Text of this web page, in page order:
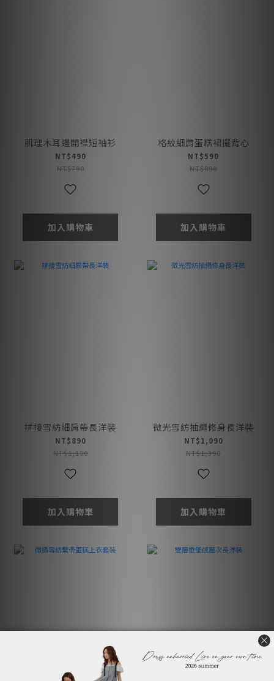
肌理木耳邊開襟短袖衫
NT$490
NT$790
加入購物車
格紋細肩蛋糕裙擺背心
NT$590
NT$890
加入購物車
拼接雪紡細肩帶長洋裝
NT$890
NT$1,190
加入購物車
微光雪紡抽繩修身長洋裝
NT$1,090
NT$1,390
加入購物車